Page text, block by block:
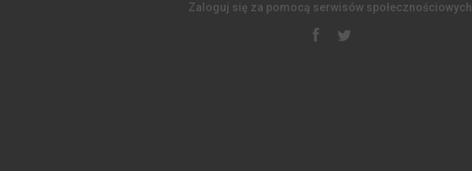
Zaloguj się za pomocą serwisów społecznościowych